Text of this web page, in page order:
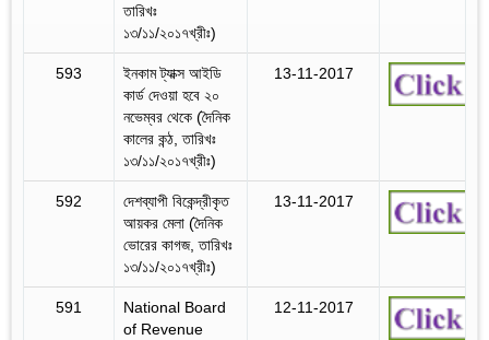
তারিখঃ
১৩/১১/২০১৭খ্রীঃ)
593
ইনকাম ট্যাক্স আইডি
কার্ড দেওয়া হবে ২০
নভেম্বর থেকে (দৈনিক
কালের কন্ঠ, তারিখঃ
১৩/১১/২০১৭খ্রীঃ)
13-11-2017
592
দেশব্যাপী বিকেন্দ্রীকৃত
আয়কর মেলা (দৈনিক
ভোরের কাগজ, তারিখঃ
১৩/১১/২০১৭খ্রীঃ)
13-11-2017
591
National Board
of Revenue
12-11-2017